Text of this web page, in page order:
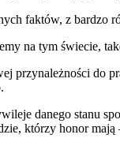
faktów, z bardzo
na tym świecie,
przynależności do
danego stanu
którzy honor